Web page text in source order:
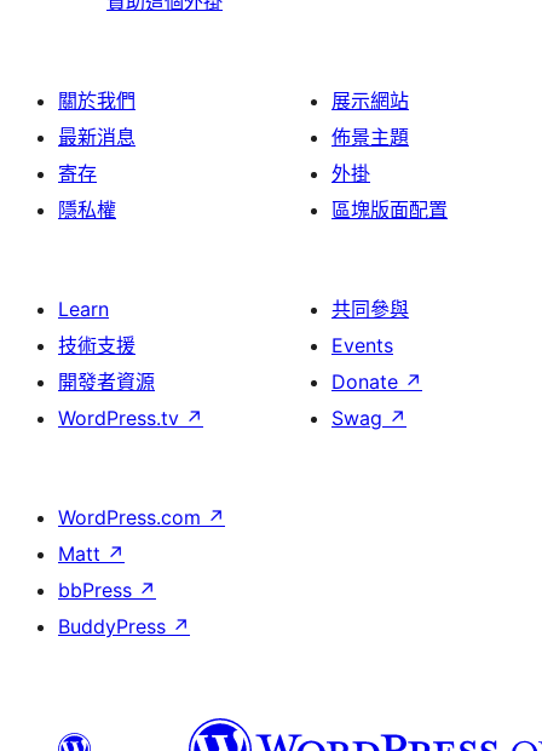
關於我們
最新消息
寄存
隱私權
展示網站
佈景主題
外掛
區塊版面配置
Learn
技術支援
開發者資源
WordPress.tv ↗
共同參與
Events
Donate ↗
Swag ↗
WordPress.com ↗
Matt ↗
bbPress ↗
BuddyPress ↗